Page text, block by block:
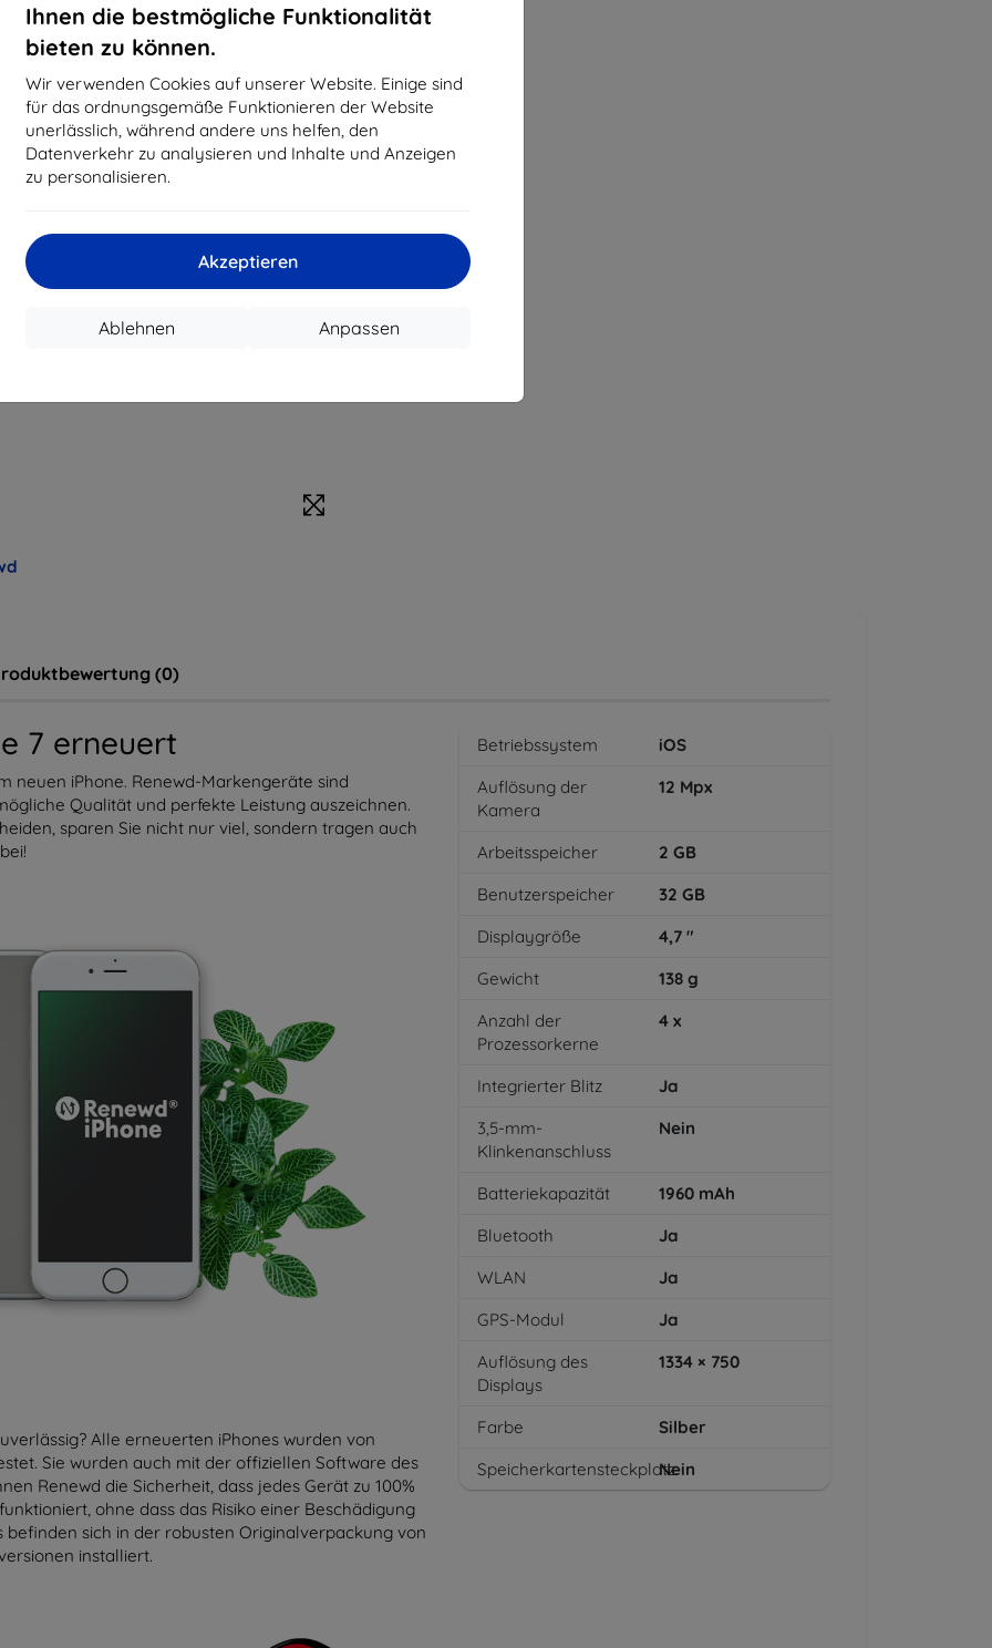
Ihnen die bestmögliche Funktionalität
bieten zu können.
Wir verwenden Cookies auf unserer Website. Einige sind
für das ordnungsgemäße Funktionieren der Website
unerlässlich, während andere uns helfen, den
Datenverkehr zu analysieren und Inhalte und Anzeigen
zu personalisieren.
Akzeptieren
Anpassen
Ablehnen
(0)
7 erneuert
neuen iPhone. Renewd-Markengeräte sind
Qualität und perfekte Leistung auszeichnen.
sparen Sie nicht nur viel, sondern tragen auch
Alle erneuerten iPhones wurden von
Sie wurden auch mit der offiziellen Software des
Renewd die Sicherheit, dass jedes Gerät zu 100%
ohne dass das Risiko einer Beschädigung
sich in der robusten Originalverpackung von
installiert.
Betriebssystem
iOS
Auflösung der
Kamera
12 Mpx
Arbeitsspeicher 2 GB
Benutzerspeicher
32 GB
Displaygröße
4,7 "
Gewicht
138 g
Anzahl der
Prozessorkerne
4 x
Integrierter Blitz
Ja
3,5-mm-
Klinkenanschluss
Nein
Batteriekapazität 1960 mAh
Bluetooth
Ja
WLAN
Ja
GPS-Modul
Ja
Auflösung des
Displays
1334 × 750
Farbe
Silber
SpeicherkartensteckplatzNein